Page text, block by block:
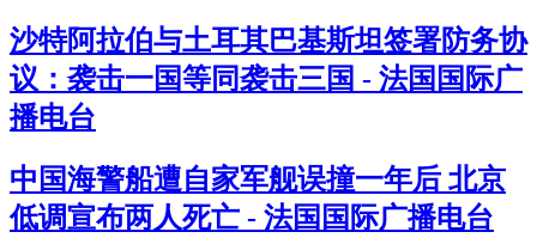
沙特阿拉伯与土耳其巴基斯坦签署防务协
议：袭击一国等同袭击三国 - 法国国际广
播电台
中国海警船遭自家军舰误撞一年后 北京
低调宣布两人死亡 - 法国国际广播电台